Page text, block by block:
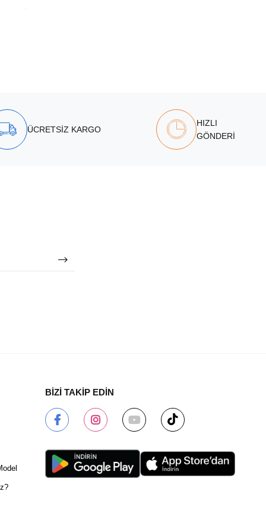
ÜCRETSİZ KARGO
HIZLI
GÖNDERİ
BİZİ TAKİP EDİN